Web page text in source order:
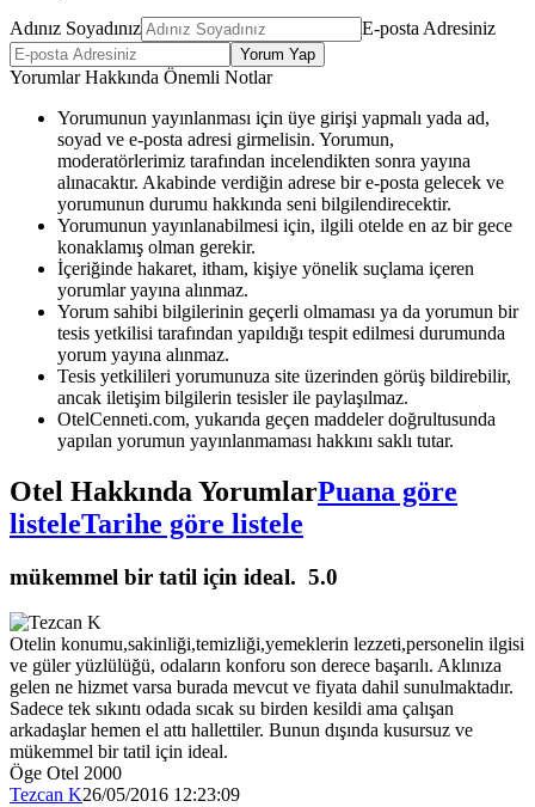
Adınız Soyadınız E-posta Adresiniz
Yorum Yap
Yorumlar Hakkında Önemli Notlar
Yorumunun yayınlanması için üye girişi yapmalı yada ad,
soyad ve e-posta adresi girmelisin. Yorumun,
moderatörlerimiz tarafından incelendikten sonra yayına
alınacaktır. Akabinde verdiğin adrese bir e-posta gelecek ve
yorumunun durumu hakkında seni bilgilendirecektir.
Yorumunun yayınlanabilmesi için, ilgili otelde en az bir gece
konaklamış olman gerekir.
İçeriğinde hakaret, itham, kişiye yönelik suçlama içeren
yorumlar yayına alınmaz.
Yorum sahibi bilgilerinin geçerli olmaması ya da yorumun bir
tesis yetkilisi tarafından yapıldığı tespit edilmesi durumunda
yorum yayına alınmaz.
Tesis yetkilileri yorumunuza site üzerinden görüş bildirebilir,
ancak iletişim bilgilerin tesisler ile paylaşılmaz.
OtelCenneti.com, yukarıda geçen maddeler doğrultusunda
yapılan yorumun yayınlanmaması hakkını saklı tutar.
Otel Hakkında YorumlarPuana göre
listeleTarihe göre listele
mükemmel bir tatil için ideal. 5.0
Otelin konumu,sakinliği,temizliği,yemeklerin lezzeti,personelin ilgisi
ve güler yüzlülüğü, odaların konforu son derece başarılı. Aklınıza
gelen ne hizmet varsa burada mevcut ve fiyata dahil sunulmaktadır.
Sadece tek sıkıntı odada sıcak su birden kesildi ama çalışan
arkadaşlar hemen el attı hallettiler. Bunun dışında kusursuz ve
mükemmel bir tatil için ideal.
Öge Otel 2000
Tezcan K26/05/2016 12:23:09